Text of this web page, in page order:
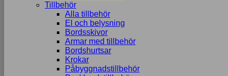
Tillbehör
Alla tillbehör
El och belysning
Bordsskivor
Armar med tillbehör
Bordshurtsar
Krokar
Påbyggnadstillbehör